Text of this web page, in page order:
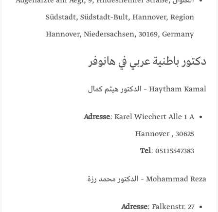
Südstadt, Südstadt-Bult, Hannover, Region
Hannover, Niedersachsen, 30169, Germany
دكتور باطنية عربي في هانوفر
Haytham Kamal – الدكتور هيثم كمال
Adresse: Karel Wiechert Alle 1 A
30625 , Hannover
Tel: 05115547383
Mohammad Reza – الدكتور محمد رزة
Adresse: Falkenstr. 27